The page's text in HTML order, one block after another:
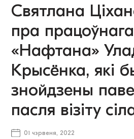
Святлана
пра працоўнага
«Нафтана»
Крысёнка, які
знойдзены
пасля візіту
01 чэрвеня, 2022